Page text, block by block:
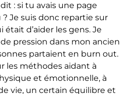
: si tu avais une page
Je suis donc repartie sur
était d’aider les gens. Je
pression dans mon ancien
partaient en burn out.
les méthodes aidant à
et émotionnelle, à
vie, un certain équilibre et